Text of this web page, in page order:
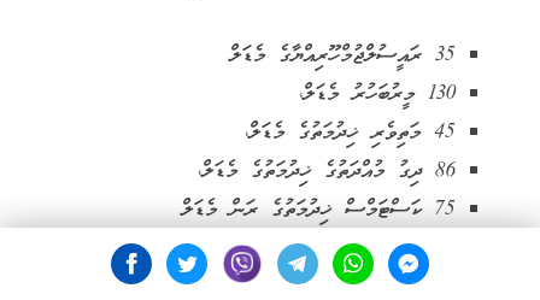
35 ރައީސުލްޖުމްހޫރިއްޔާގެ މެޑަލް
130 މީރުބަހުރު މެޑަލް،
45 މަތިވެރި ޚިދުމަތުގެ މެޑަލް،
86 ދިގު މުއްދަތުގެ ޚިދުމަތުގެ މެޑަލް،
75 ކަސްޓަމްސް ޚިދުމަތުގެ ރަން މެޑަލް
139 އަޚްލާޤީ މެޑަލް